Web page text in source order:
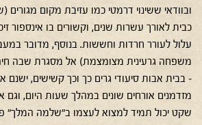
ובוודאי ששינוי דרמטי כמו עזיבת מקום
כבית לאורך עשרות שנים, וקשורים בו אינספור
עלול לעורר חרדות וחששות. בנוסף, מדובר
משפחה גרעינית מצומצמת) אל מסגרת שבה חיה
– בבית אבות סיעודי גרים כך וכך קשישים, ישנם
מזדמנים אורחים שונים במהלך שעות היום,
שקט יכול תמיד למצוא לעצמו ב"שלמה המלך"